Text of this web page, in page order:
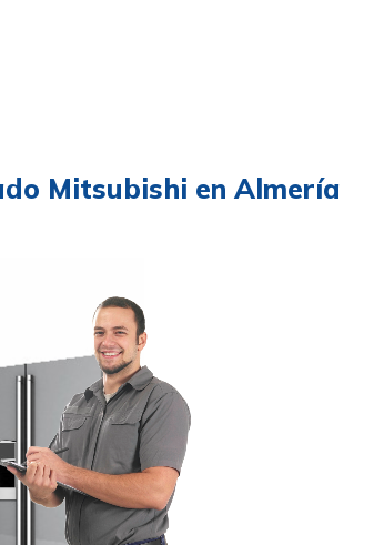
Mitsubishi en Almería